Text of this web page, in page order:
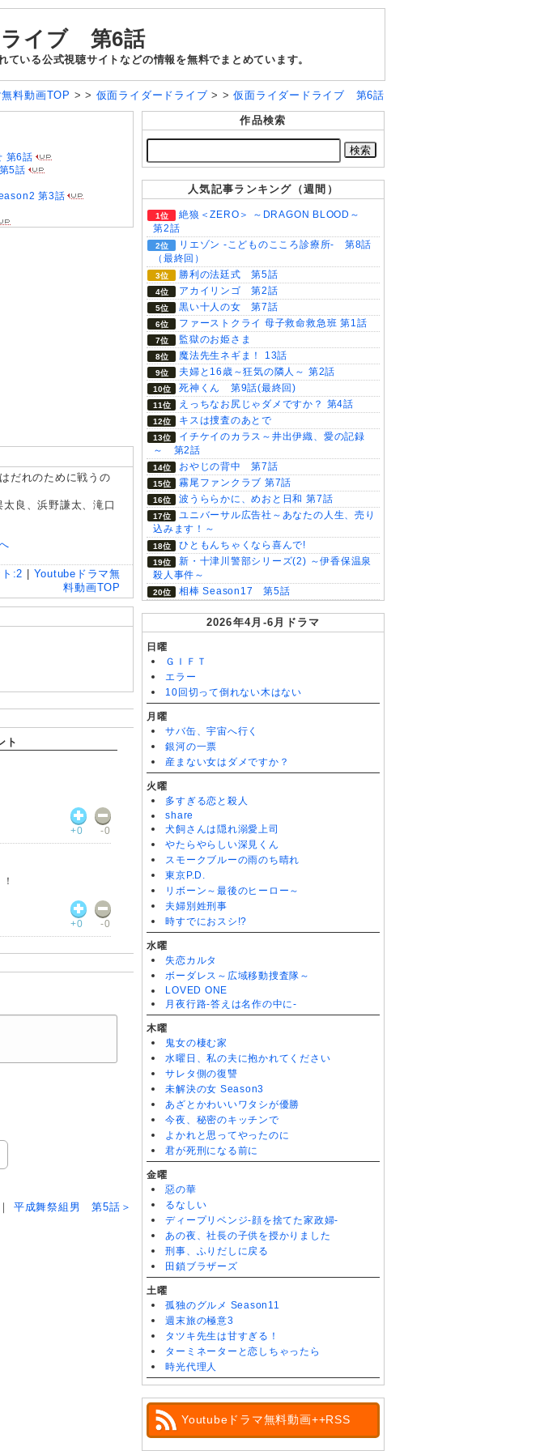
ライブ 第6話
いる公式視聴サイトなどの情報を無料でまとめています。
料動画TOP > > 仮面ライダードライブ> >仮面ライダードライブ 第6話
第6話
5話
第3話
だれのために戦うの
良、浜野謙太、滝口
ト:2
Youtubeドラマ無
料動画TOP
ト
+0 -0
+0 -0
｜ 平成舞祭組男 第5話＞
作品検索
人気記事ランキング（週間）
絶狼＜ZERO＞ ～DRAGON BLOOD～
第2話
リエゾン -こどものこころ診療所- 第8話
（最終回）
勝利の法廷式 第5話
アカイリンゴ 第2話
黒い十人の女 第7話
ファーストクライ 母子救命救急班 第1話
監獄のお姫さま
魔法先生ネギま！ 13話
夫婦と16歳～狂気の隣人～ 第2話
死神くん 第9話(最終回)
えっちなお尻じゃダメですか？ 第4話
キスは捜査のあとで
イチケイのカラス～井出伊織、愛の記録
～ 第2話
おやじの背中 第7話
霧尾ファンクラブ 第7話
波うららかに、めおと日和 第7話
ユニバーサル広告社～あなたの人生、売り
込みます！～
ひともんちゃくなら喜んで!
新・十津川警部シリーズ(2) ～伊香保温泉
殺人事件～
相棒 Season17 第5話
2026年4月-6月ドラマ
日曜
ＧＩＦＴ
エラー
10回切って倒れない木はない
月曜
サバ缶、宇宙へ行く
銀河の一票
産まない女はダメですか？
火曜
多すぎる恋と殺人
share
犬飼さんは隠れ溺愛上司
やたらやらしい深見くん
スモークブルーの雨のち晴れ
東京P.D.
リボーン～最後のヒーロー～
夫婦別姓刑事
時すでにおスシ!?
水曜
失恋カルタ
ボーダレス～広域移動捜査隊～
LOVED ONE
月夜行路-答えは名作の中に-
木曜
鬼女の棲む家
水曜日、私の夫に抱かれてください
サレタ側の復讐
未解決の女 Season3
あざとかわいいワタシが優勝
今夜、秘密のキッチンで
よかれと思ってやったのに
君が死刑になる前に
金曜
惡の華
るなしい
ディープリベンジ-顔を捨てた家政婦-
あの夜、社長の子供を授かりました
刑事、ふりだしに戻る
田鎖ブラザーズ
土曜
孤独のグルメ Season11
週末旅の極意3
タツキ先生は甘すぎる！
ターミネーターと恋しちゃったら
時光代理人
Youtubeドラマ無料動画++RSS